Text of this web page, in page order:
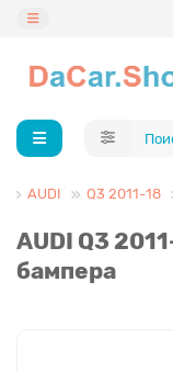
AUDI Q3 2011-18
AUDI Q3
бампера